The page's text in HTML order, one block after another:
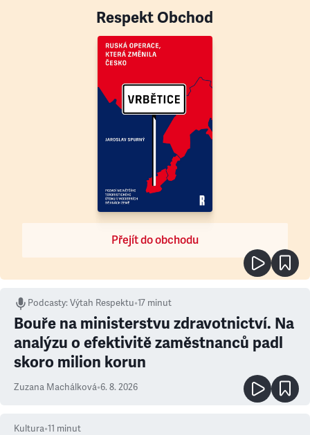
Respekt Obchod
Přejít do obchodu
Podcasty:Výtah Respektu•17 minut
Bouře na ministerstvu zdravotnictví. Na
analýzu o efektivitě zaměstnanců padl
skoro milion korun
Zuzana Machálková•6. 8. 2026
Kultura•11 minut